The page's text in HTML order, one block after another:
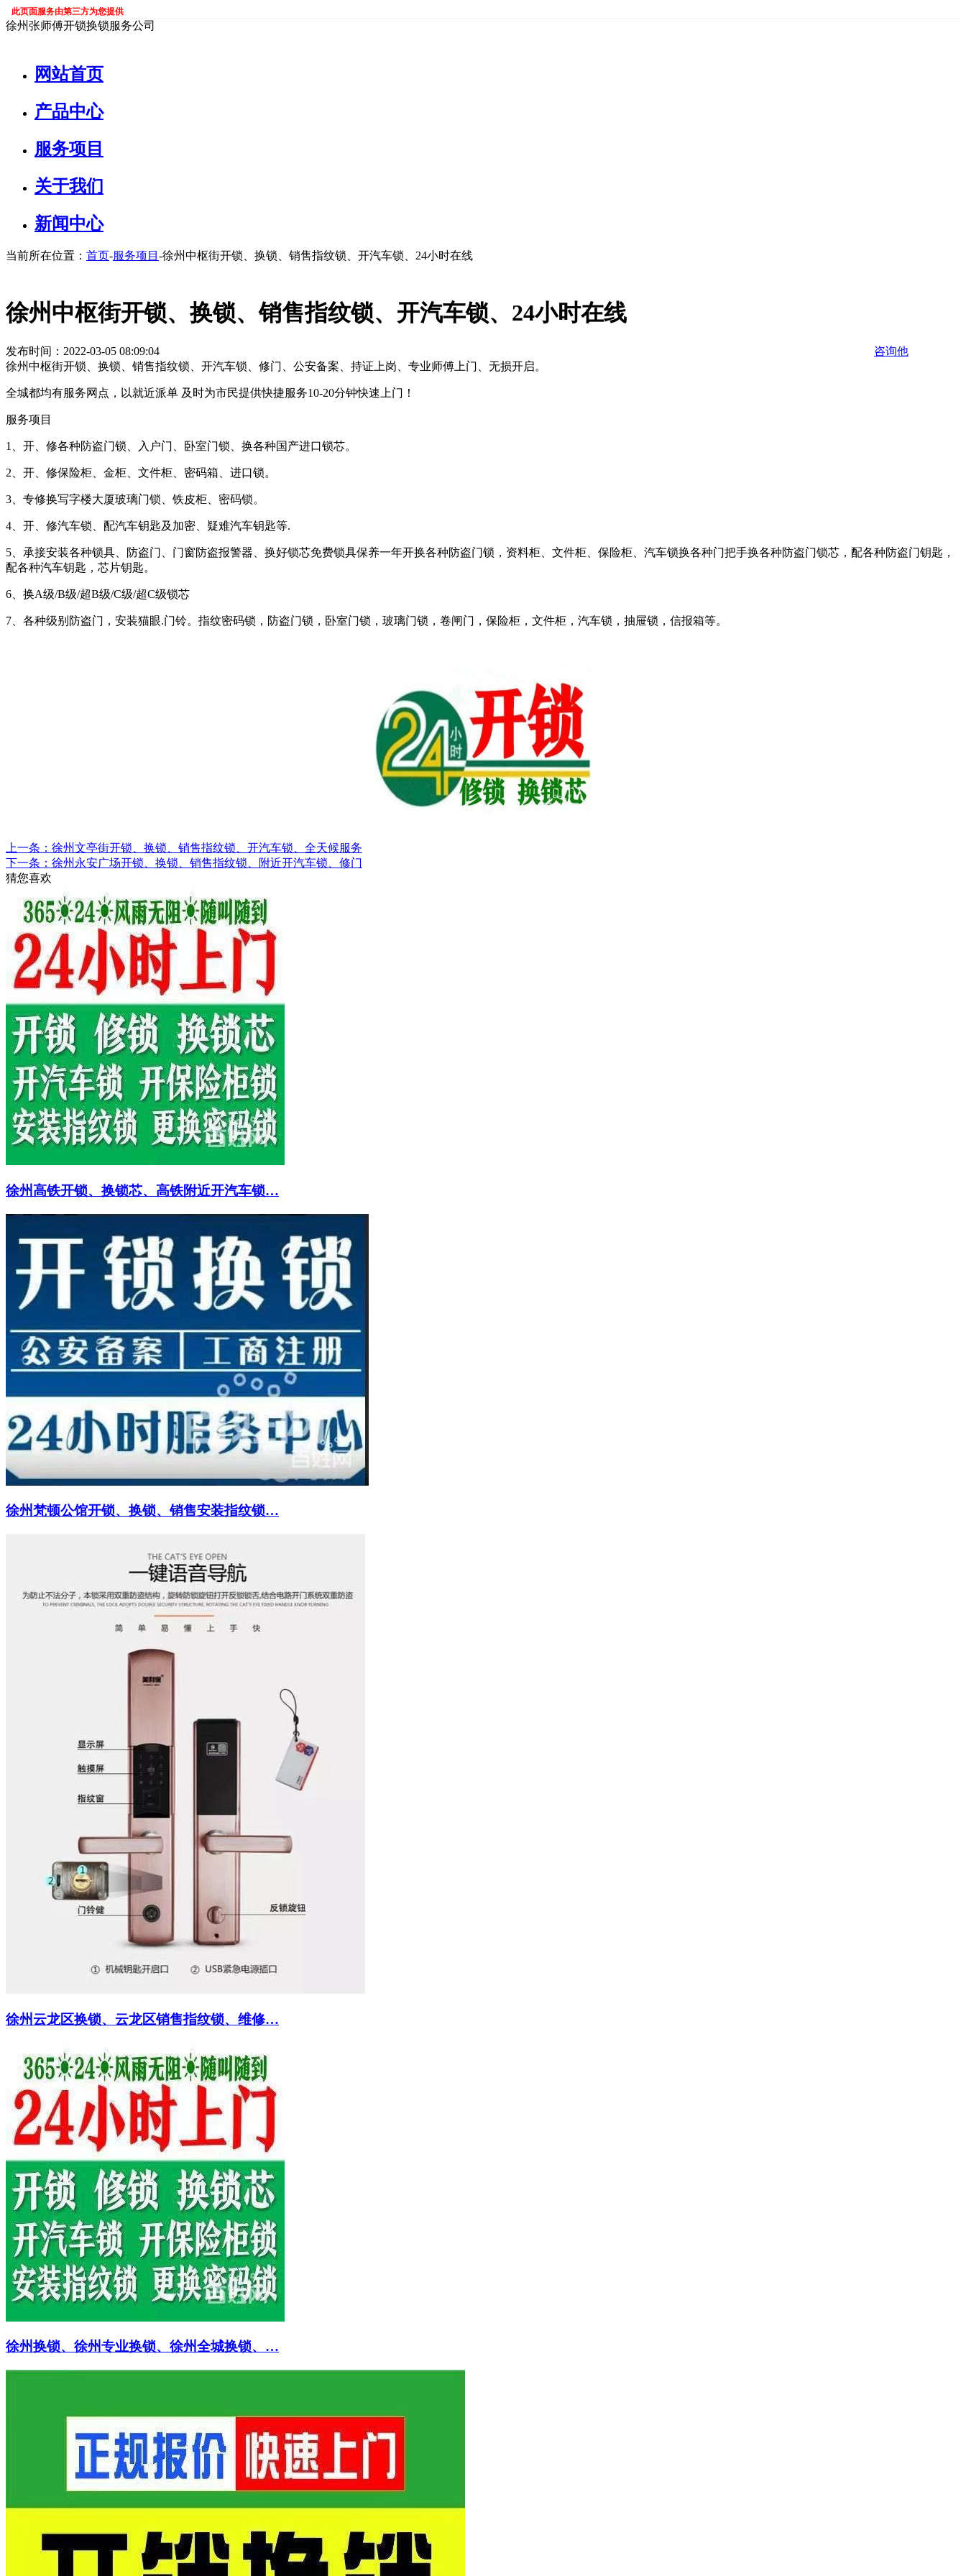
此页面服务由第三方为您提供
徐州张师傅开锁换锁服务公司
网站首页
产品中心
服务项目
关于我们
新闻中心
当前所在位置： 首页-服务项目 -徐州中枢街开锁、换锁、销售指纹锁、开汽车锁、24小时在线
徐州中枢街开锁、换锁、销售指纹锁、开汽车锁、24小时在线
发布时间：2022-03-05 08:09:04
咨询他
徐州中枢街开锁、换锁、销售指纹锁、开汽车锁、修门、公安备案、持证上岗、专业师傅上门、无损开启。
全城都均有服务网点，以就近派单 及时为市民提供快捷服务10-20分钟快速上门！
服务项目
1、开、修各种防盗门锁、入户门、卧室门锁、换各种国产进口锁芯。
2、开、修保险柜、金柜、文件柜、密码箱、进口锁。
3、专修换写字楼大厦玻璃门锁、铁皮柜、密码锁。
4、开、修汽车锁、配汽车钥匙及加密、疑难汽车钥匙等.
5、承接安装各种锁具、防盗门、门窗防盗报警器、换好锁芯免费锁具保养一年开换各种防盗门锁，资料柜、文件柜、保险柜、汽车锁换各种门把手换各种防盗门锁芯，配各种防盗门钥匙，
配各种汽车钥匙，芯片钥匙。
6、换A级/B级/超B级/C级/超C级锁芯
7、各种级别防盗门，安装猫眼.门铃。指纹密码锁，防盗门锁，卧室门锁，玻璃门锁，卷闸门，保险柜，文件柜，汽车锁，抽屉锁，信报箱等。
上一条：徐州文亭街开锁、换锁、销售指纹锁、开汽车锁、全天候服务
下一条：徐州永安广场开锁、换锁、销售指纹锁、附近开汽车锁、修门
猜您喜欢
徐州高铁开锁、换锁芯、高铁附近开汽车锁…
徐州梵顿公馆开锁、换锁、销售安装指纹锁…
徐州云龙区换锁、云龙区销售指纹锁、维修…
徐州换锁、徐州专业换锁、徐州全城换锁、…